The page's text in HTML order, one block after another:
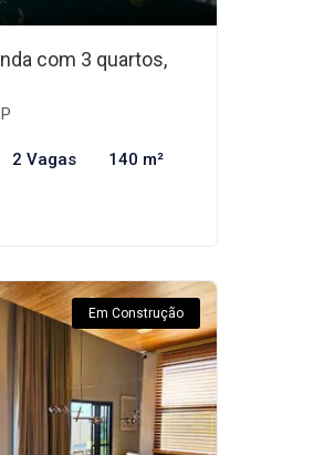
com 3 quartos,
2 Vagas 140 m²
Em Construção